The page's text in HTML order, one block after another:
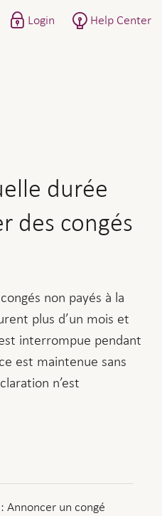
Login Help Center
durée
des congés
non payés à la
plus d’un mois et
interrompue pendant
est maintenue sans
n’est
Annoncer un congé